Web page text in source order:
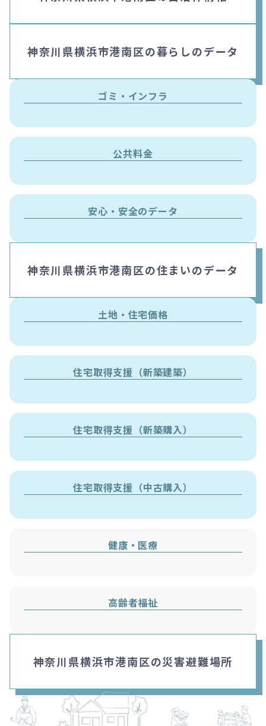
神奈川県横浜市港南区の暮らしのデータ
ゴミ・インフラ
公共料金
安心・安全のデータ
神奈川県横浜市港南区の住まいのデータ
土地・住宅価格
住宅取得支援（新築建築）
住宅取得支援（新築購入）
住宅取得支援（中古購入）
健康・医療
高齢者福祉
神奈川県横浜市港南区の災害避難場所